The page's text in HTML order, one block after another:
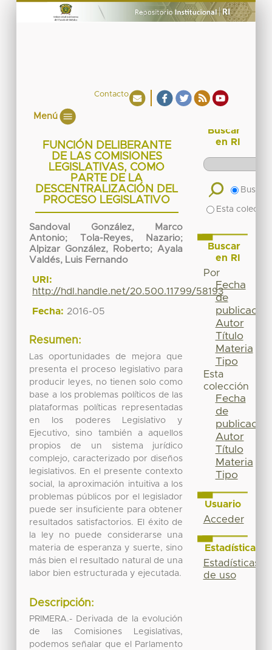
Contacto
Menú
FUNCIÓN DELIBERANTE
DE LAS COMISIONES
LEGISLATIVAS, COMO
PARTE DE LA
DESCENTRALIZACIÓN DEL
PROCESO LEGISLATIVO
Sandoval González, Marco
Antonio; Tola-Reyes, Nazario;
Alpizar González, Roberto;Ayala
Valdés, Luis Fernando
URI:
http://hdl.handle.net/20.500.11799/58193
Fecha: 2016-05
Resumen:
Las oportunidades de mejora que
presenta el proceso legislativo para
producir leyes, no tienen solo como
base a los problemas políticos de las
plataformas políticas representadas
en los poderes Legislativo y
Ejecutivo, sino también a aquellos
propios de un sistema jurídico
complejo, caracterizado por diseños
legislativos. En el presente contexto
social, la aproximación intuitiva a los
problemas públicos por el legislador
puede ser insuficiente para obtener
resultados satisfactorios. El éxito de
la ley no puede considerarse una
materia de esperanza y suerte, sino
más bien el resultado natural de una
labor bien estructurada y ejecutada.
Descripción:
PRIMERA.- Derivada de la evolución
de las Comisiones Legislativas,
podemos señalar que el Parlamento
Buscar
en RI
Buscar
Esta
Buscar
en RI
Por
Fecha
de
publicación
Autor
Título
Materia
Tipo
Esta
colección
Fecha
de
publicación
Autor
Título
Materia
Tipo
Usuario
Acceder
Estadísticas
Estadísticas
de uso